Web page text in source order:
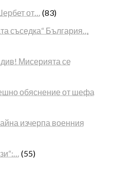
от… (83)
съседка“ България…
Мисерията се
обяснение от шефа
изчерпа военния
(55)